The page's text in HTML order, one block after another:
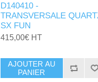
D140410 -
TRANSVERSALE
SX FUN
415,00€ HT
AJOUTER AU
PANIER